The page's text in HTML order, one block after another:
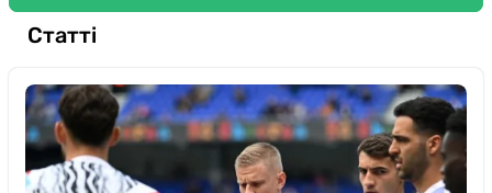
Статті